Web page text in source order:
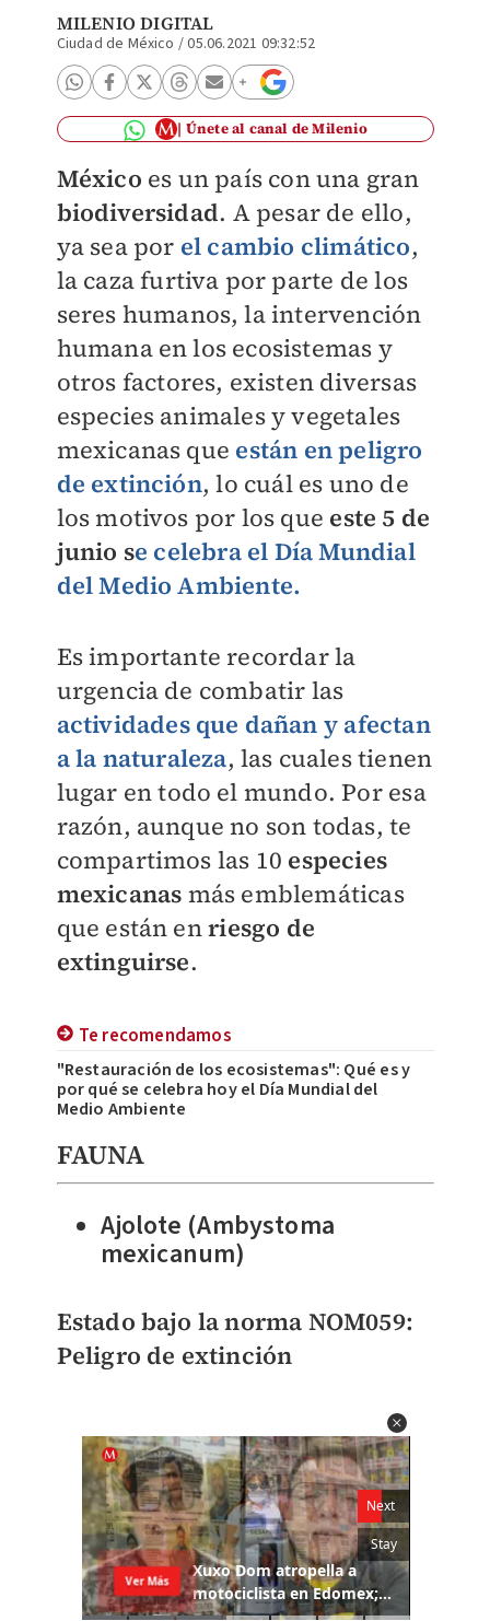
MILENIO DIGITAL
Ciudad de México /05.06.2021 09:32:52
Únete al canal de Milenio
México es un país con una gran
biodiversidad. A pesar de ello,
ya sea por el cambio climático,
la caza furtiva por parte de los
seres humanos, la intervención
humana en los ecosistemas y
otros factores, existen diversas
especies animales y vegetales
mexicanas que están enpeligro
de extinción, lo cuál es uno de
los motivos por los que este 5 de
junio se celebra el Día Mundial
del Medio Ambiente.
Es importante recordar la
urgencia de combatir las
actividades que dañan y afectan
a la naturaleza, las cuales tienen
lugar en todo el mundo. Por esa
razón, aunque no son todas, te
compartimos las 10 especies
mexicanas más emblemáticas
que están enriesgo de
extinguirse.
Te recomendamos
"Restauración de los ecosistemas": Qué es y
por qué se celebra hoy el Día Mundial del
Medio Ambiente
FAUNA
Ajolote (Ambystoma
mexicanum)
Estado bajo la norma NOM059:
Peligro de extinción